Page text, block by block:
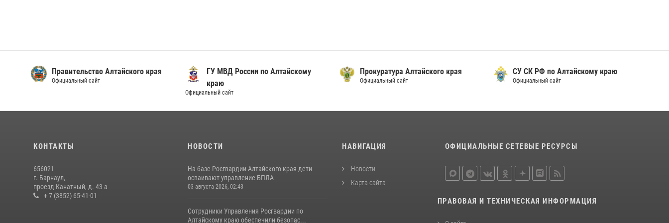
Правительство Алтайского края
Официальный сайт
ГУ МВД России по Алтайскому
краю
Официальный сайт
Прокуратура Алтайского края
Официальный сайт
СУ СК РФ по Алтайскому краю
Официальный сайт
КОНТАКТЫ
656021
г. Барнаул,
проезд Канатный, д. 43 а
+ 7 (3852) 65-41-01
НОВОСТИ
На базе Росгвардии Алтайского края дети
осваивают управление БПЛА
03 августа 2026, 02:43
Сотрудники Управления Росгвардии по
Алтайскому краю обеспечили безопас...
НАВИГАЦИЯ
Новости
Карта сайта
ОФИЦИАЛЬНЫЕ СЕТЕВЫЕ РЕСУРСЫ
ПРАВОВАЯ И ТЕХНИЧЕСКАЯ ИНФОРМАЦИЯ